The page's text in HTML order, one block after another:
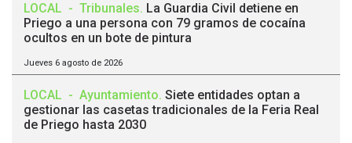
LOCAL - Tribunales. La Guardia Civil detiene en
Priego a una persona con 79 gramos de cocaína
ocultos en un bote de pintura
Jueves 6 agosto de 2026
LOCAL - Ayuntamiento. Siete entidades optan a
gestionar las casetas tradicionales de la Feria Real
de Priego hasta 2030